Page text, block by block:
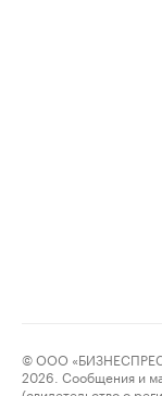
© ООО
2026. Сообщения и